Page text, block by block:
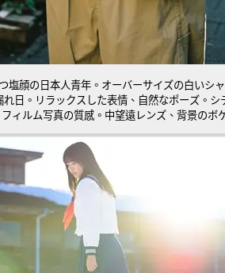
塩顔の日本人青年。オーバーサイズの白いシ
れ日。リラックスした表情、自然なポーズ。シ
フィルム写真の質感。中望遠レンズ、背景のボ